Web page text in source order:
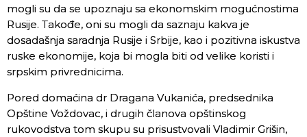
mogli su da se upoznaju sa ekonomskim mogućnostima
Rusije. Takođe, oni su mogli da saznaju kakva je
dosadašnja saradnja Rusije i Srbije, kao i pozitivna iskustva
ruske ekonomije, koja bi mogla biti od velike koristi i
srpskim privrednicima.
Pored domaćina dr Dragana Vukanića, predsednika
Opštine Voždovac, i drugih članova opštinskog
rukovodstva tom skupu su prisustvovali Vladimir Grišin,